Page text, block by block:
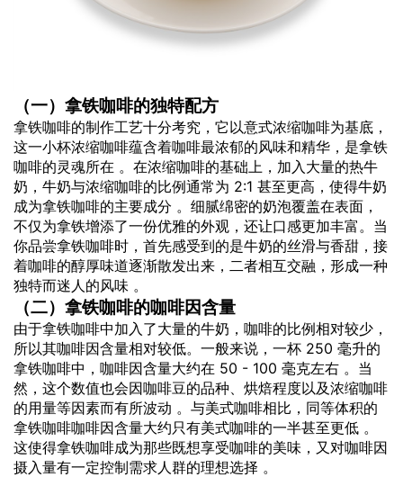
（一）拿铁咖啡的独特配方
拿铁咖啡的制作工艺十分考究，它以意式浓缩咖啡为基底，
这一小杯浓缩咖啡蕴含着咖啡最浓郁的风味和精华，是拿铁
咖啡的灵魂所在 。在浓缩咖啡的基础上，加入大量的热牛
奶，牛奶与浓缩咖啡的比例通常为 2:1 甚至更高，使得牛奶
成为拿铁咖啡的主要成分 。细腻绵密的奶泡覆盖在表面，
不仅为拿铁增添了一份优雅的外观，还让口感更加丰富。当
你品尝拿铁咖啡时，首先感受到的是牛奶的丝滑与香甜，接
着咖啡的醇厚味道逐渐散发出来，二者相互交融，形成一种
独特而迷人的风味 。
（二）拿铁咖啡的咖啡因含量
由于拿铁咖啡中加入了大量的牛奶，咖啡的比例相对较少，
所以其咖啡因含量相对较低。一般来说，一杯 250 毫升的
拿铁咖啡中，咖啡因含量大约在 50 - 100 毫克左右 。当
然，这个数值也会因咖啡豆的品种、烘焙程度以及浓缩咖啡
的用量等因素而有所波动 。与美式咖啡相比，同等体积的
拿铁咖啡咖啡因含量大约只有美式咖啡的一半甚至更低 。
这使得拿铁咖啡成为那些既想享受咖啡的美味，又对咖啡因
摄入量有一定控制需求人群的理想选择 。